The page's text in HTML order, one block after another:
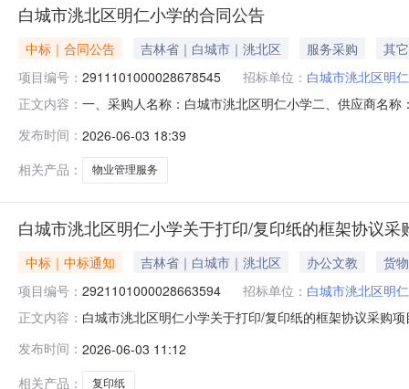
白城市洮北区明仁小学的合同公告
中标｜合同公告 吉林省｜白城市｜洮北区 服务采购
其它
项目编号： 2911101000028678545 招标单位： 白城市洮北区明
正文内容： 一、采购人名称：白城市洮北区明仁小学二、供应商名
务要求或标的基本概况：七、其它事项：详见附件中的
发布时间： 2026-06-03 18:39
相关产品：
物业管理服务
白城市洮北区明仁小学关于打印/复印纸的框架协议采
中标｜中标通知 吉林省｜白城市｜洮北区 办公文教
货物
项目编号： 2921101000028663594 招标单位： 白城市洮北区明
正文内容： 白城市洮北区明仁小学关于打印/复印纸的框架协议采购
在行政区划编码:220802项目所在行政区划名称:吉林省
发布时间： 2026-06-03 11:12
相关产品：
复印纸